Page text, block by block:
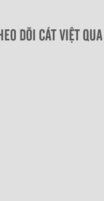
DÕI CÁT VIỆT QUA